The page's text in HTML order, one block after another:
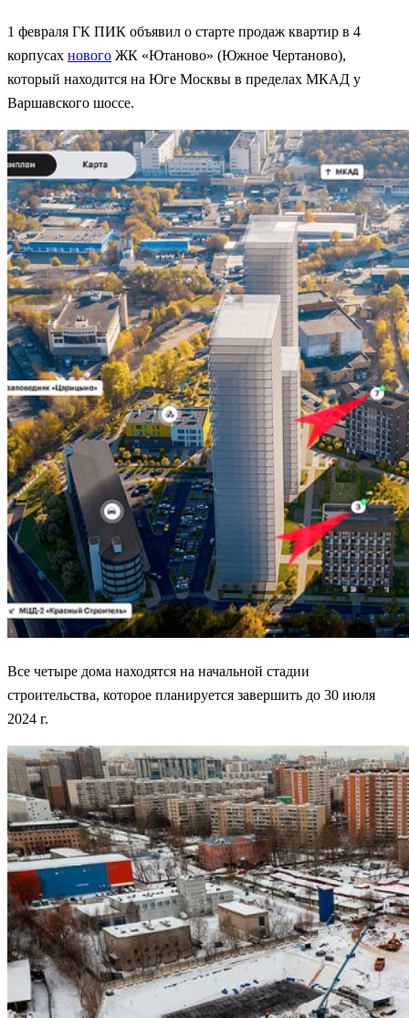
1 февраля ГК ПИК объявил о старте продаж квартир в 4
корпусах нового ЖК «Ютаново» (Южное Чертаново),
который находится на Юге Москвы в пределах МКАД у
Варшавского шоссе.
Все четыре дома находятся на начальной стадии
строительства, которое планируется завершить до 30 июля
2024 г.